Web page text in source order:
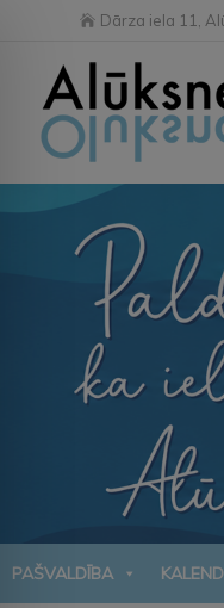
Dārza iela 11,
PAŠVALDĪBA